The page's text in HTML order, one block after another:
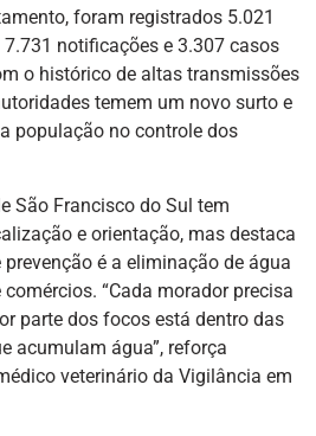
foram registrados 5.021
notificações e 3.307 casos
o histórico de altas transmissões
temem um novo surto e
população no controle dos
São Francisco do Sul tem
e orientação, mas destaca
é a eliminação de água
“Cada morador precisa
parte dos focos está dentro das
acumulam água”, reforça
veterinário da Vigilância em